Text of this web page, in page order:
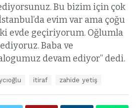
Bu bizim için çok
evim var ama çoğu
evde geçiriyorum. Oğlumla
Baba ve
devam ediyor” dedi.
itiraf zahide yetiş